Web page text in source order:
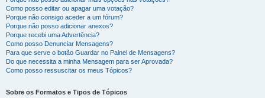
Como posso editar ou apagar uma votação?
Porque não consigo aceder a um fórum?
Porque não posso adicionar anexos?
Porque recebi uma Advertência?
Como posso Denunciar Mensagens?
Para que serve o botão Guardar no Painel de Mensagens?
Do que necessita a minha Mensagem para ser Aprovada?
Como posso ressuscitar os meus Tópicos?
Sobre os Formatos e Tipos de Tópicos